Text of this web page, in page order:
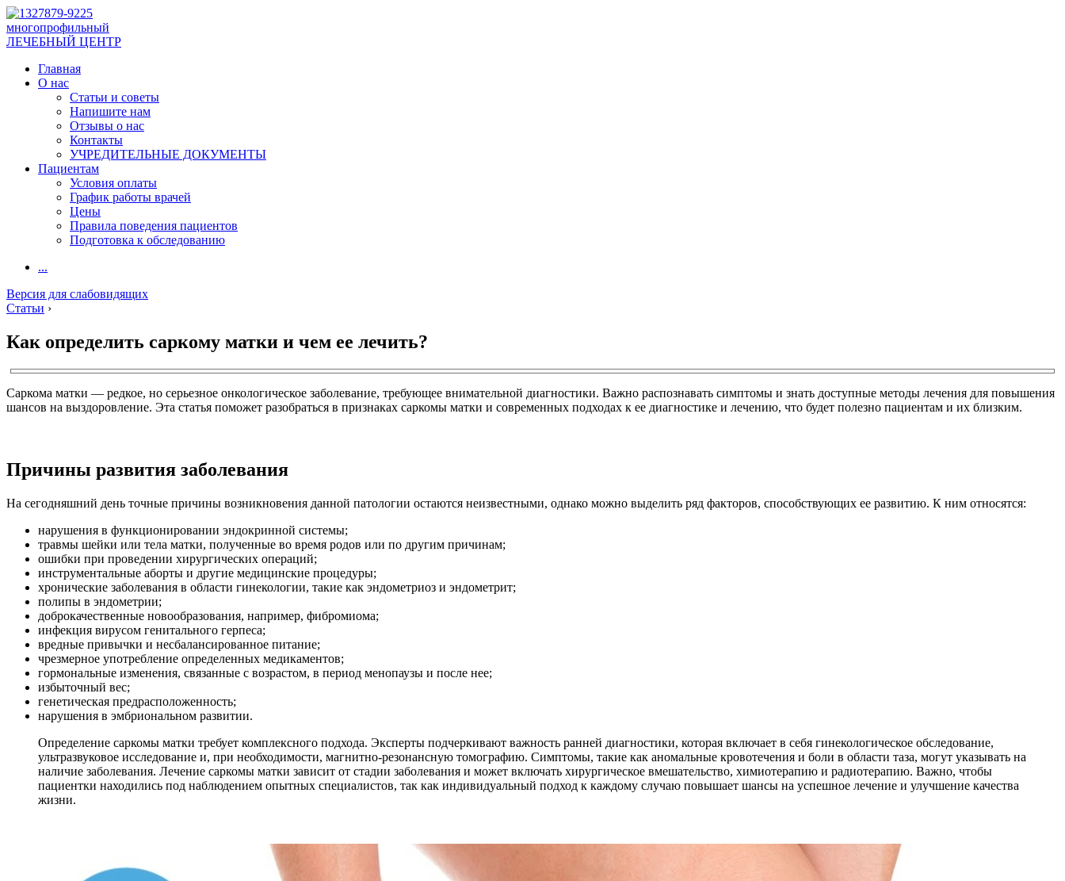
многопрофильный
ЛЕЧЕБНЫЙ ЦЕНТР
Главная
О нас
Статьи и советы
Напишите нам
Отзывы о нас
Контакты
УЧРЕДИТЕЛЬНЫЕ ДОКУМЕНТЫ
Пациентам
Условия оплаты
График работы врачей
Цены
Правила поведения пациентов
Подготовка к обследованию
...
Версия для слабовидящих
Статьи ›
Как определить саркому матки и чем ее лечить?
Саркома матки — редкое, но серьезное онкологическое заболевание, требующее внимательной диагностики. Важно распознавать симптомы и знать доступные методы лечения для повышения
шансов на выздоровление. Эта статья поможет разобраться в признаках саркомы матки и современных подходах к ее диагностике и лечению, что будет полезно пациентам и их близким.
Причины развития заболевания
На сегодняшний день точные причины возникновения данной патологии остаются неизвестными, однако можно выделить ряд факторов, способствующих ее развитию. К ним относятся:
нарушения в функционировании эндокринной системы;
травмы шейки или тела матки, полученные во время родов или по другим причинам;
ошибки при проведении хирургических операций;
инструментальные аборты и другие медицинские процедуры;
хронические заболевания в области гинекологии, такие как эндометриоз и эндометрит;
полипы в эндометрии;
доброкачественные новообразования, например, фибромиома;
инфекция вирусом генитального герпеса;
вредные привычки и несбалансированное питание;
чрезмерное употребление определенных медикаментов;
гормональные изменения, связанные с возрастом, в период менопаузы и после нее;
избыточный вес;
генетическая предрасположенность;
нарушения в эмбриональном развитии.
Определение саркомы матки требует комплексного подхода. Эксперты подчеркивают важность ранней диагностики, которая включает в себя гинекологическое обследование,
ультразвуковое исследование и, при необходимости, магнитно-резонансную томографию. Симптомы, такие как аномальные кровотечения и боли в области таза, могут указывать на
наличие заболевания. Лечение саркомы матки зависит от стадии заболевания и может включать хирургическое вмешательство, химиотерапию и радиотерапию. Важно, чтобы
пациентки находились под наблюдением опытных специалистов, так как индивидуальный подход к каждому случаю повышает шансы на успешное лечение и улучшение качества
жизни.